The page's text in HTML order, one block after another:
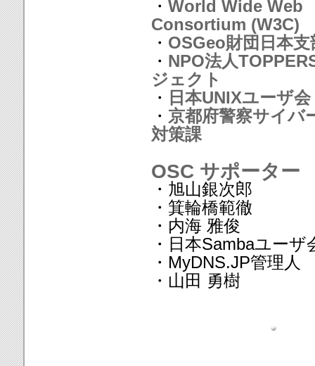
・ World Wide Web
Consortium (W3C)
・ OSGeo財団日本支
・ NPO法人
ジェクト
・ 日本UNIXユーザ会
・ 京都府警察サイバ
対策課
OSC サポーター
・旭山銀次郎
・箕輪橋範徹
・内海 雅俊
・日本Sambaユーザ
・MyDNS.JP管理人
・山田 勇樹